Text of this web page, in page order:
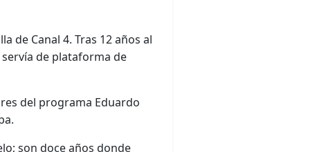
de Canal 4. Tras 12 años al
de plataforma de
del programa Eduardo
son doce años donde